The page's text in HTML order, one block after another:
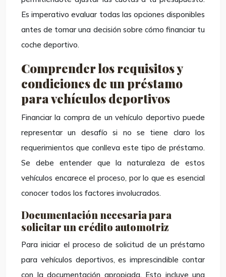
Es imperativo evaluar todas las opciones disponibles
antes de tomar una decisión sobre cómo financiar tu
coche deportivo.
Comprender los requisitos y
condiciones de un préstamo
para vehículos deportivos
Financiar la compra de un vehículo deportivo puede
representar un desafío si no se tiene claro los
requerimientos que conlleva este tipo de préstamo.
Se debe entender que la naturaleza de estos
vehículos encarece el proceso, por lo que es esencial
conocer todos los factores involucrados.
Documentación necesaria para
solicitar un crédito automotriz
Para iniciar el proceso de solicitud de un préstamo
para vehículos deportivos, es imprescindible contar
con la documentación apropiada. Esto incluye una